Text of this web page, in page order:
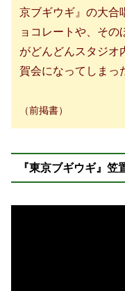
京ブギウギ』の大合
ョコレートや、その
がどんどんスタジオ
賀会になってしまっ
（前掲書）
『東京ブギウギ』笠